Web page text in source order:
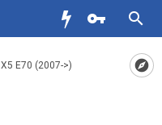
X5 E70 (2007->)